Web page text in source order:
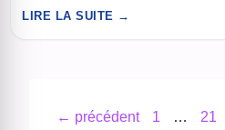
rendu 3D a progressé à coups de
LIRE LA SUITE →
← précédent Page
1 … 21